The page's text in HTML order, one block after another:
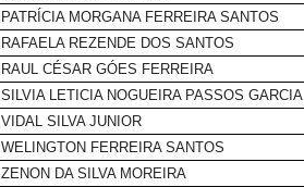
PATRÍCIA MORGANA FERREIRA SANTOS
RAFAELA REZENDE DOS SANTOS
RAUL CÉSAR GÓES FERREIRA
SILVIA LETICIA NOGUEIRA PASSOS GARCIA
VIDAL SILVA JUNIOR
WELINGTON FERREIRA SANTOS
ZENON DA SILVA MOREIRA